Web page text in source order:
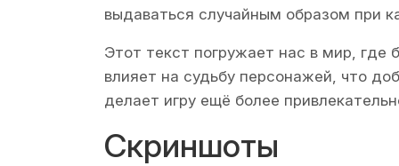
выдаваться случайным образом при
Этот текст погружает нас в мир, где
влияет на судьбу персонажей, что
делает игру ещё более
Скриншоты